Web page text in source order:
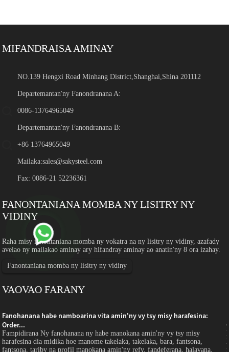
MIFANDRAISA AMINAY
NO.139 Hengxi Road Minhang District,Shanghai,Shina 201112
Departemantan'ny Fanondranana A:
0086-13764965049
Departemantan'ny Fanondranana B:
+86 13764965049
Mailaka:sales@sakysteel.com
Fax: 0086-21 52236361
FANONTANIANA MOMBA NY LISITRY NY
VIDINY
Raha misy fanontaniana momba ny vokatra na ny lisitry ny vidiny, azafady
avelao ny mailakao aminay ary hifandray aminay ao anatin'ny 8 ora izahay.
Fanontaniana momba ny lisitry ny vidiny
VAOVAO FARANY
Fanohanana habe namboarina vita amin'ny vy tsy misy harafesina:
Order...
Fampidirana Ny fanohanana ny habe manokana amin'ny vy tsy misy
harafesina dia midika hoe manome takelaka, takelaka, bara, fantsona,
fantsona, tariby na profil manokana amin'ny refy, fandeferana, halavana,